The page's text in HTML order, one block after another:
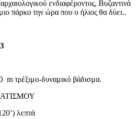
ενδιαφέροντος, Βυζαντινά
πάρκο την ώρα που ο ήλιος θα δύει..
τρέξιμο-δυναμικό βάδισμα.
λεπτά